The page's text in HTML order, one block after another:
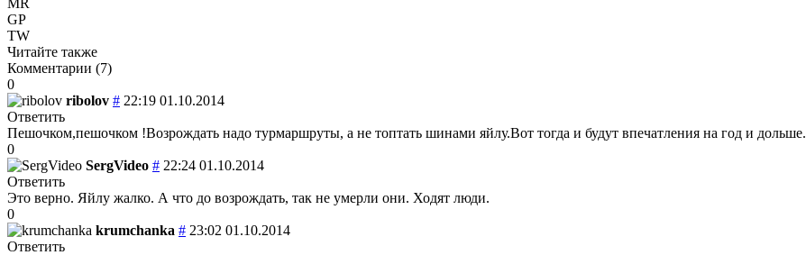
GP
TW
Читайте также
Комментарии (7)
0
ribolov # 22:19 01.10.2014
Ответить
Пешочком,пешочком !Возрождать надо турмаршруты, а не топтать шинами яйлу.Вот тогда и будут впечатления на год и дольше.
0
SergVideo # 22:24 01.10.2014
Ответить
Это верно. Яйлу жалко. А что до возрождать, так не умерли они. Ходят люди.
0
krumchanka # 23:02 01.10.2014
Ответить